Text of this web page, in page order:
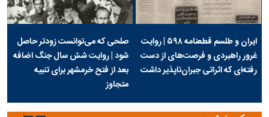
ایران و طلسم قطعنامه ۵۹۸ | روایت
غرور راهبردی و فرصت‌های از دست
رفته‌ای که اثراتی جبران‌ناپذیر داشت
صلحی که می‌توانست زودتر حاصل
شود | روایت شش سال جنگ اضافه
بعد از فتح خرمشهر برای تنبیه
متجاوز